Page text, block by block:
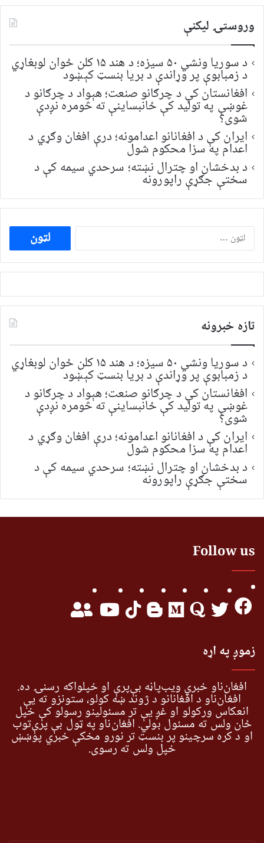
وروستۍ ليکنې
د سوریا ونشي ۵۰ سیزه؛ د هند ۱۵ کلن ځوان لوبغاړي
د زمبابوې پر وړاندې د بریا بنسټ کېښود
افغانستان کې د چرګانو صنعت؛ هېواد د چرګانو د
غوښې په تولید کې ځانبساینې ته څومره نږدې
شوی؟
ایران کې د افغانانو اعدامونه؛ درې افغان وګړي د
اعدام په سزا محکوم شول
د بدخشان او چترال نښته؛ سرحدي سیمه کې د
سختې جګړې راپورونه
ددی
لپاره
لټون:
تازه خبرونه
د سوریا ونشي ۵۰ سیزه؛ د هند ۱۵ کلن ځوان لوبغاړي
د زمبابوې پر وړاندې د بریا بنسټ کېښود
افغانستان کې د چرګانو صنعت؛ هېواد د چرګانو د
غوښې په تولید کې ځانبساینې ته څومره نږدې
شوی؟
ایران کې د افغانانو اعدامونه؛ درې افغان وګړي د
اعدام په سزا محکوم شول
د بدخشان او چترال نښته؛ سرحدي سیمه کې د
سختې جګړې راپورونه
Follow us
زموږ په اړه
افغان‌ناو خبري ویب‌پاڼه بې‌پرې او خپلواکه رسنۍ ده.
افغان‌ناو د افغانانو د ژوند ښه کولو، ستونزو ته یې
انعکاس ورکولو او غږ یې تر مسئولینو رسولو کې خپل
ځان ولس ته مسئول بولي. افغان‌ناو په ټول بې پرې‌توب
او د کره سرچینو پر بنسټ تر نورو مخکې خبري پوښښ
خپل ولس ته رسوي.